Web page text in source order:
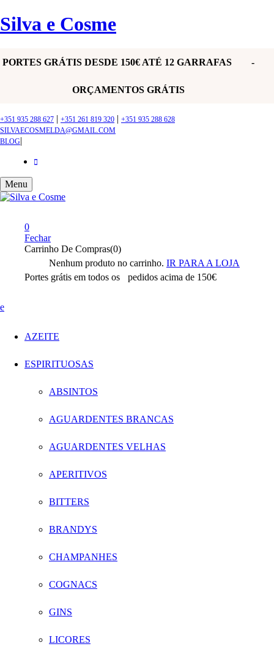
Silva e Cosme
PORTES GRÁTIS DESDE 150€ ATÉ 12 GARRAFAS -
ORÇAMENTOS GRÁTIS
+351 935 288 627 | +351 261 819 320 | +351 935 288 628
SILVAECOSMELDA@GMAIL.COM
BLOG|
Menu
0
Fechar
Carrinho De Compras(0)
Nenhum produto no carrinho. IR PARA A LOJA
Portes grátis em todos os
pedidos acima de 150€
AZEITE
ESPIRITUOSAS
ABSINTOS
AGUARDENTES BRANCAS
AGUARDENTES VELHAS
APERITIVOS
BITTERS
BRANDYS
CHAMPANHES
COGNACS
GINS
LICORES